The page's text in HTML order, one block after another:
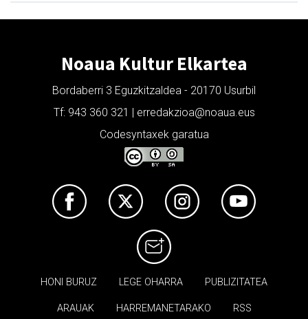
Noaua Kultur Elkartea
Bordaberri 3 Eguzkitzaldea - 20170 Usurbil
Tf: 943 360 321 | erredakzioa@noaua.eus
Codesyntaxek garatua
HONI BURUZ LEGE OHARRA PUBLIZITATEA
ARAUAK HARREMANETARAKO RSS